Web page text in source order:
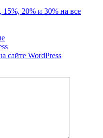
20% и 30% на все
сайте WordPress